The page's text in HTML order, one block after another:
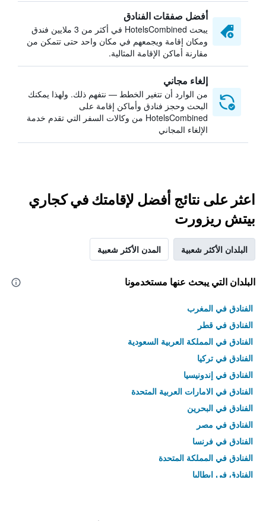
أفضل صفقات الفنادق
يبحث HotelsCombined في أكثر من 3 ملايين فندق
ومكان إقامة ويجمعهم في مكان واحد حتى تتمكن من
مقارنة أماكن الإقامة المثالية.
إلغاء مجاني
من الوارد أن تتغير الخطط — نتفهم ذلك. ولهذا يمكنك
البحث وحجز فنادق وأماكن إقامة على
HotelsCombined من وكالات السفر التي تقدم خدمة
الإلغاء المجاني
اعثر على نتائج أفضل لإقامتك في كجاري
بيتش ريزورت
البلدان الأكثر شعبية المدن الأكثر شعبية
البلدان التي يبحث عنها مستخدمونا
الفنادق في المغرب
الفنادق في قطر
الفنادق في المملكة العربية السعودية
الفنادق في تركيا
الفنادق في إندونيسيا
الفنادق في الامارات العربية المتحدة
الفنادق في البحرين
الفنادق في مصر
الفنادق في فرنسا
الفنادق في المملكة المتحدة
الفنادق في إيطاليا